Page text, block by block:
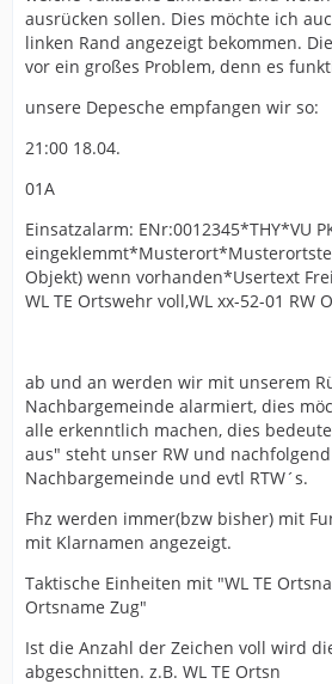
ausrücken sollen. Dies möchte ich
linken Rand angezeigt bekommen.
vor ein großes Problem, denn es
unsere Depesche empfangen wir so:
21:00 18.04.
01A
Einsatzalarm: ENr:0012345*THY*VU
Objekt) wenn vorhanden*Usertext
WL TE Ortswehr voll,WL xx-52-01 RW
ab und an werden wir mit unserem
Nachbargemeinde alarmiert, dies
alle erkenntlich machen, dies
aus" steht unser RW und
Nachbargemeinde und evtl RTW´s.
Fhz werden immer(bzw bisher) mit
mit Klarnamen angezeigt.
Taktische Einheiten mit "WL TE
Ortsname Zug"
Ist die Anzahl der Zeichen voll wird
abgeschnitten. z.B. WL TE Ortsn